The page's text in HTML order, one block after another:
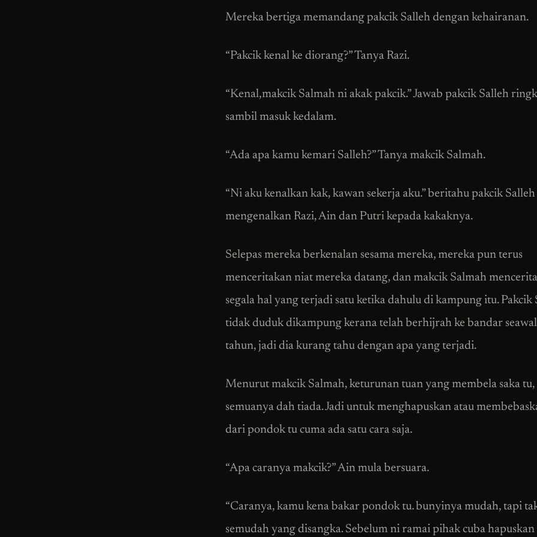
Mereka bertiga memandang pakcik Salleh dengan kehairanan.
“Pakcik kenal ke diorang?” Tanya Razi.
“Kenal,makcik Salmah ni akak pakcik.” Jawab pakcik Salleh
sambil masuk kedalam.
“Ada apa kamu kemari Salleh?” Tanya makcik Salmah.
“Ni aku kenalkan kak, kawan sekerja aku.” beritahu pakcik Salleh
mengenalkan Razi, Ain dan Putri kepada kakaknya.
Selepas mereka berkenalan sesama mereka, mereka pun terus
menceritakan niat mereka datang, dan makcik Salmah
segala hal yang terjadi satu ketika dahulu di kampung itu. Pakcik
tidak duduk dikampung kerana telah berhijrah ke bandar
tahun, jadi dia kurang tahu dengan apa yang terjadi.
Menurut makcik Salmah, keturunan tuan yang membela saka tu,
semuanya dah tiada. Jadi untuk menghapuskan atau
dari pondok tu cuma ada satu cara saja.
“Apa caranya makcik?” Ain mula bersuara.
“Caranya, kamu kena bakar pondok tu. bunyinya mudah, tapi
semudah yang disangka. Sebelum ni ramai pihak cuba